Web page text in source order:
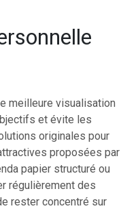
meilleure visualisation
et évite les
originales pour
proposées par
papier structuré ou
régulièrement des
rester concentré sur